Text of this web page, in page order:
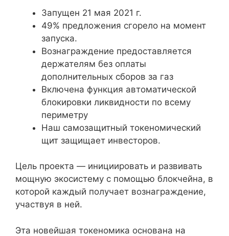
Запущен 21 мая 2021 г.
49% предложения сгорело на момент
запуска.
Вознаграждение предоставляется
держателям без оплаты
дополнительных сборов за газ
Включена функция автоматической
блокировки ликвидности по всему
периметру
Наш самозащитный токеномический
щит защищает инвесторов.
Цель проекта — инициировать и развивать
мощную экосистему с помощью блокчейна, в
которой каждый получает вознаграждение,
участвуя в ней.
Эта новейшая токеномика основана на